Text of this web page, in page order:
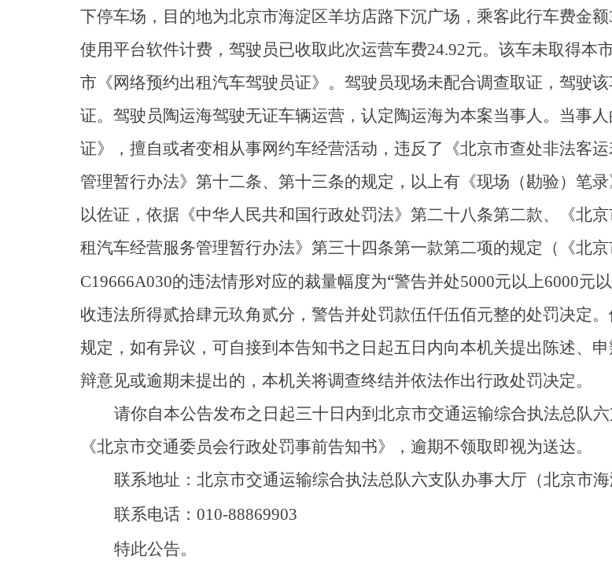
下停车场，目的地为北京市海淀区羊坊店路下沉广场，乘客此行车费金
使用平台软件计费，驾驶员已收取此次运营车费24.92元。该车未取得本
市《网络预约出租汽车驾驶员证》。驾驶员现场未配合调查取证，驾驶
证。驾驶员陶运海驾驶无证车辆运营，认定陶运海为本案当事人。当事
证》，擅自或者变相从事网约车经营活动，违反了《北京市查处非法客
管理暂行办法》第十二条、第十三条的规定，以上有《现场（勘验）笔
以佐证，依据《中华人民共和国行政处罚法》第二十八条第二款、《北
租汽车经营服务管理暂行办法》第三十四条第一款第二项的规定（《北
C19666A030的违法情形对应的裁量幅度为“警告并处5000元以上6000元
收违法所得贰拾肆元玖角贰分，警告并处罚款伍仟伍佰元整的处罚决定
规定，如有异议，可自接到本告知书之日起五日内向本机关提出陈述、
辩意见或逾期未提出的，本机关将调查终结并依法作出行政处罚决定。
请你自本公告发布之日起三十日内到北京市交通运输综合执法总队
《北京市交通委员会行政处罚事前告知书》，逾期不领取即视为送达。
联系地址：北京市交通运输综合执法总队六支队办事大厅（北京市
联系电话：010-88869903
特此公告。